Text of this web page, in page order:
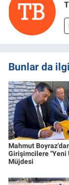
Bunlar da
Mahmut
Girişimcilere "Yeni
Müjdesi